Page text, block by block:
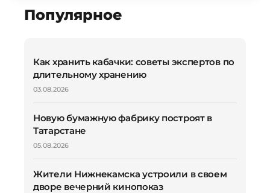
Популярное
Как хранить кабачки: советы экспертов по
длительному хранению
03.08.2026
Новую бумажную фабрику построят в
Татарстане
05.08.2026
Жители Нижнекамска устроили в своем
дворе вечерний кинопоказ